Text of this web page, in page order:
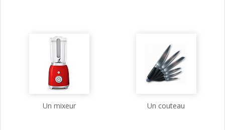
Un mixeur Un couteau